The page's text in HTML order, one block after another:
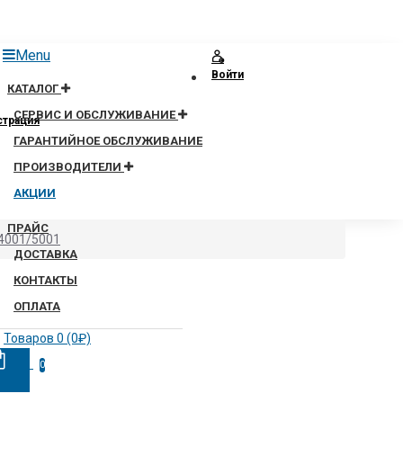
Menu
КАТАЛОГ
СЕРВИС И ОБСЛУЖИВАНИЕ
ГАРАНТИЙНОЕ ОБСЛУЖИВАНИЕ
ПРОИЗВОДИТЕЛИ
АКЦИИ
ПРАЙС
ДОСТАВКА
КОНТАКТЫ
ОПЛАТА
Товаров 0 (0₽)
0
Войти
5001